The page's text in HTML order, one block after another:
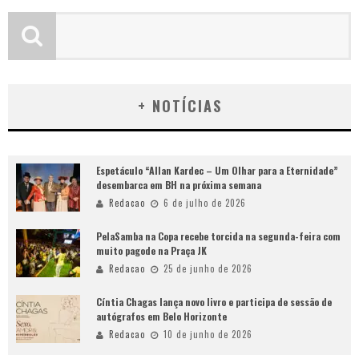
+ NOTÍCIAS
Espetáculo “Allan Kardec – Um Olhar para a Eternidade”
desembarca em BH na próxima semana
Redacao 6 de julho de 2026
PelaSamba na Copa recebe torcida na segunda-feira com
muito pagode na Praça JK
Redacao 25 de junho de 2026
Cíntia Chagas lança novo livro e participa de sessão de
autógrafos em Belo Horizonte
Redacao 10 de junho de 2026